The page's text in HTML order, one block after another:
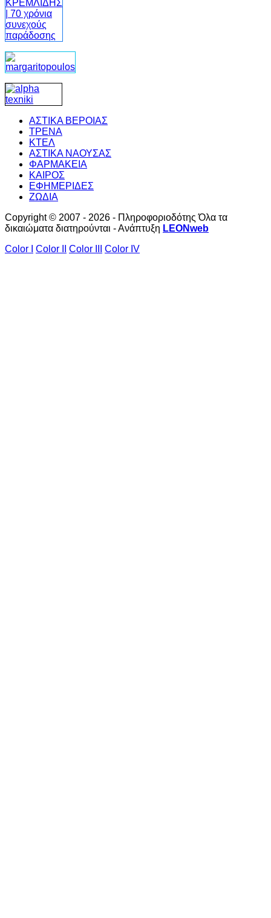
ΑΣΤΙΚΑ ΒΕΡΟΙΑΣ
ΤΡΕΝΑ
ΚΤΕΛ
ΑΣΤΙΚΑ ΝΑΟΥΣΑΣ
ΦΑΡΜΑΚΕΙΑ
ΚΑΙΡΟΣ
ΕΦΗΜΕΡΙΔΕΣ
ΖΩΔΙΑ
Copyright © 2007 - 2026 - Πληροφοριοδότης Όλα τα
δικαιώματα διατηρούνται - Ανάπτυξη LEONweb
Color I
Color II Color III Color IV